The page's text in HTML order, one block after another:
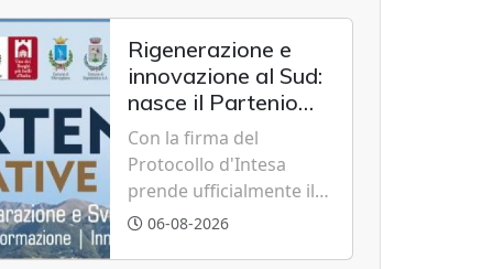
Rigenerazione e
innovazione al Sud:
nasce il Partenio
Creative Hub per il
rilancio del
territorio
Con la firma del
Protocollo d'Intesa
prende ufficialmente il
via il recupero dell'ex
06-08-2026